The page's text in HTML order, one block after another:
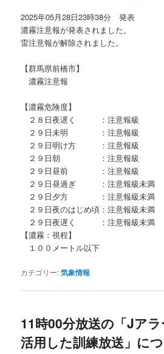
2025年05月28日23時38分 発表
濃霧注意報が発表されました。
雷注意報が解除されました。
【群馬県前橋市】
濃霧注意報
【濃霧危険度】
２８日夜遅く ：注意報級
２９日未明 ：注意報級
２９日明け方 ：注意報級
２９日朝 ：注意報級
２９日昼前 ：注意報級
２９日昼過ぎ ：注意報級未満
２９日夕方 ：注意報級未満
２９日夜のはじめ頃：注意報級未満
２９日夜遅く ：注意報級未満
【濃霧：視程】
１００メートル以下
カテゴリー:気象情報
11時00分放送の「Jア
活用した訓練放送」に